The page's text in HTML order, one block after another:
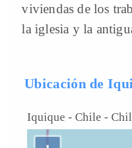
viviendas de los
la iglesia y la
Ubicación de
Iquique - Chile -